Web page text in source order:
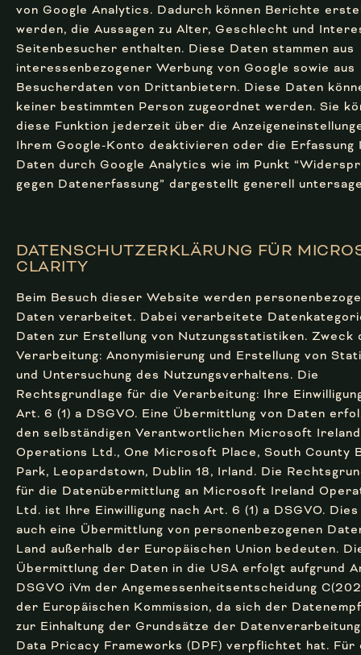
von Google Analytics. Dadurch können Berichte
werden, die Aussagen zu Alter, Geschlecht und
Seitenbesucher enthalten. Diese Daten stammen aus
interessenbezogener Werbung von Google sowie aus
Besucherdaten von Drittanbietern. Diese Daten
keiner bestimmten Person zugeordnet werden. Sie
diese Funktion jederzeit über die
Ihrem Google-Konto deaktivieren oder die Erfassung
Daten durch Google Analytics wie im Punkt
gegen Datenerfassung” dargestellt generell
DATENSCHUTZERKLÄRUNG FÜR
CLARITY
Beim Besuch dieser Website werden
Daten verarbeitet. Dabei verarbeitete
Daten zur Erstellung von Nutzungsstatistiken. Zweck
Verarbeitung: Anonymisierung und Erstellung von
und Untersuchung des Nutzungsverhaltens. Die
Rechtsgrundlage für die Verarbeitung: Ihre
Art. 6 (1) a DSGVO. Eine Übermittlung von Daten
den selbständigen Verantwortlichen Microsoft Ireland
Operations Ltd., One Microsoft Place, South County
Park, Leopardstown, Dublin 18, Irland. Die
für die Datenübermittlung an Microsoft Ireland
Ltd. ist Ihre Einwilligung nach Art. 6 (1) a DSGVO. Dies
auch eine Übermittlung von personenbezogenen
Land außerhalb der Europäischen Union bedeuten.
Übermittlung der Daten in die USA erfolgt aufgrund
DSGVO iVm der Angemessenheitsentscheidung
der Europäischen Kommission, da sich der
zur Einhaltung der Grundsätze der
Data Pricacy Frameworks (DPF) verpflichtet hat. Für